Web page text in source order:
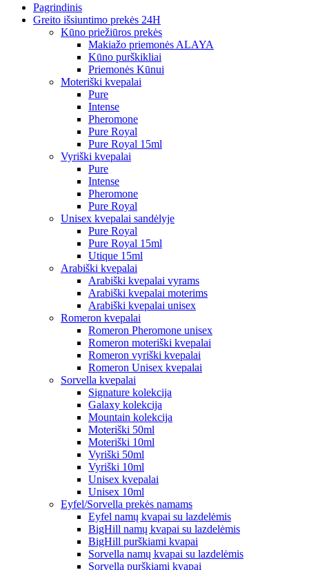
Pagrindinis
Greito išsiuntimo prekės 24H
Kūno priežiūros prekės
Makiažo priemonės ALAYA
Kūno purškikliai
Priemonės Kūnui
Moteriški kvepalai
Pure
Intense
Pheromone
Pure Royal
Pure Royal 15ml
Vyriški kvepalai
Pure
Intense
Pheromone
Pure Royal
Unisex kvepalai sandėlyje
Pure Royal
Pure Royal 15ml
Utique 15ml
Arabiški kvepalai
Arabiški kvepalai vyrams
Arabiški kvepalai moterims
Arabiški kvepalai unisex
Romeron kvepalai
Romeron Pheromone unisex
Romeron moteriški kvepalai
Romeron vyriški kvepalai
Romeron Unisex kvepalai
Sorvella kvepalai
Signature kolekcija
Galaxy kolekcija
Mountain kolekcija
Moteriški 50ml
Moteriški 10ml
Vyriški 50ml
Vyriški 10ml
Unisex kvepalai
Unisex 10ml
Eyfel/Sorvella prekės namams
Eyfel namų kvapai su lazdelėmis
BigHill namų kvapai su lazdelėmis
BigHill purškiami kvapai
Sorvella namų kvapai su lazdelėmis
Sorvella purškiami kvapai